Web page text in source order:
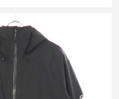
JACKET コンベイダウン